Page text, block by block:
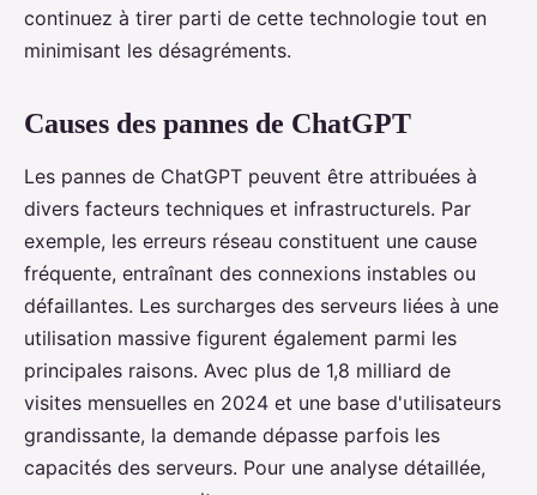
continuez à tirer parti de cette technologie tout en
minimisant les désagréments.
Causes des pannes de ChatGPT
Les pannes de ChatGPT peuvent être attribuées à
divers facteurs techniques et infrastructurels. Par
exemple, les erreurs réseau constituent une cause
fréquente, entraînant des connexions instables ou
défaillantes. Les surcharges des serveurs liées à une
utilisation massive figurent également parmi les
principales raisons. Avec plus de 1,8 milliard de
visites mensuelles en 2024 et une base d'utilisateurs
grandissante, la demande dépasse parfois les
capacités des serveurs. Pour une analyse détaillée,